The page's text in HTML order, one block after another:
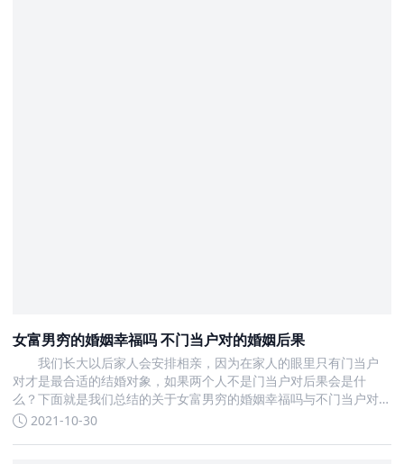
女富男穷的婚姻幸福吗 不门当户对的婚姻后果
我们长大以后家人会安排相亲，因为在家人的眼里只有门当户
对才是最合适的结婚对象，如果两个人不是门当户对后果会是什
么？下面就是我们总结的关于女富男穷的婚姻幸福吗与不门当户对
的婚姻后果的全部内容
2021-10-30